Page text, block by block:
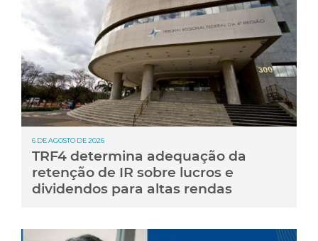
6 DE AGOSTO DE 2026
TRF4 determina adequação da
retenção de IR sobre lucros e
dividendos para altas rendas